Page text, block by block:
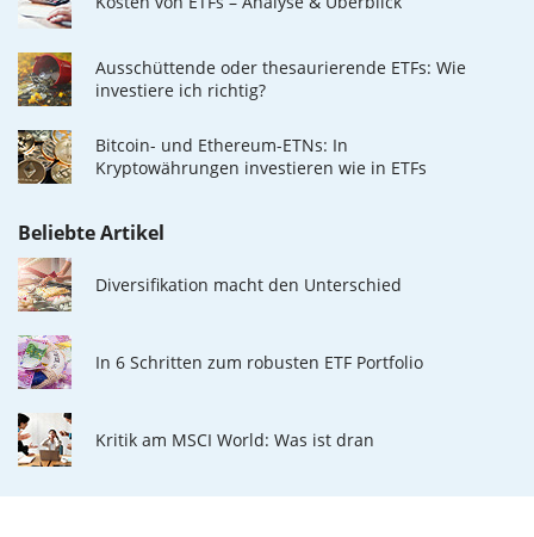
Ausschüttende oder thesaurierende ETFs: Wie
investiere ich richtig?
Bitcoin- und Ethereum-ETNs: In
Kryptowährungen investieren wie in ETFs
Beliebte Artikel
Diversifikation macht den Unterschied
In 6 Schritten zum robusten ETF Portfolio
Kritik am MSCI World: Was ist dran